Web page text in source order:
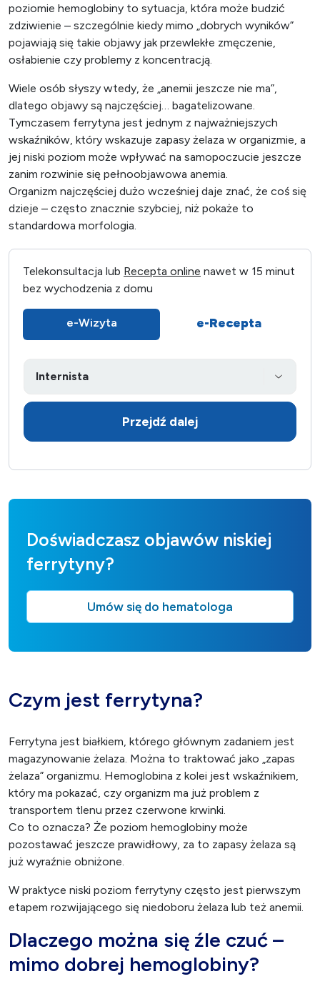
poziomie hemoglobiny to sytuacja, która może budzić
zdziwienie – szczególnie kiedy mimo „dobrych wyników”
pojawiają się takie objawy jak przewlekłe zmęczenie,
osłabienie czy problemy z koncentracją.
Wiele osób słyszy wtedy, że „anemii jeszcze nie ma”,
dlatego objawy są najczęściej… bagatelizowane.
Tymczasem ferrytyna jest jednym z najważniejszych
wskaźników, który wskazuje zapasy żelaza w organizmie, a
jej niski poziom może wpływać na samopoczucie jeszcze
zanim rozwinie się pełnoobjawowa anemia.
Organizm najczęściej dużo wcześniej daje znać, że coś się
dzieje – często znacznie szybciej, niż pokaże to
standardowa morfologia.
Telekonsultacja lub Recepta online nawet w 15 minut
bez wychodzenia z domu
e-Wizyta e-Recepta
Przejdź dalej
Doświadczasz objawów niskiej
ferrytyny?
Umów się do hematologa
Czym jest ferrytyna?
Ferrytyna jest białkiem, którego głównym zadaniem jest
magazynowanie żelaza. Można to traktować jako „zapas
żelaza” organizmu. Hemoglobina z kolei jest wskaźnikiem,
który ma pokazać, czy organizm ma już problem z
transportem tlenu przez czerwone krwinki.
Co to oznacza? Że poziom hemoglobiny może
pozostawać jeszcze prawidłowy, za to zapasy żelaza są
już wyraźnie obniżone.
W praktyce niski poziom ferrytyny często jest pierwszym
etapem rozwijającego się niedoboru żelaza lub też anemii.
Dlaczego można się źle czuć –
mimo dobrej hemoglobiny?